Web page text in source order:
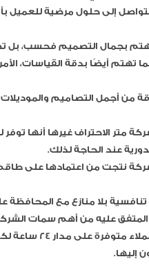
إلى حلول مرضية للعميل
بجمال التصميم فحسب، بل
تهتم أيضًا بدقة القياسات،
من أجمل التصاميم
متر الاحتراف غيرها أنها
عند الحاجة لذلك.
نتجت من اعتمادها على
تنافسية بلا منازع مع
عليه من أهم سمات
الشركة تقدم
إليها.